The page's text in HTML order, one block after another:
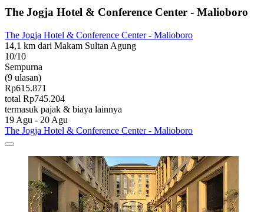
The Jogja Hotel & Conference Center - Malioboro
The Jogja Hotel & Conference Center - Malioboro
14,1 km dari Makam Sultan Agung
10/10
Sempurna
(9 ulasan)
Rp615.871
total Rp745.204
termasuk pajak & biaya lainnya
19 Agu - 20 Agu
The Jogja Hotel & Conference Center - Malioboro